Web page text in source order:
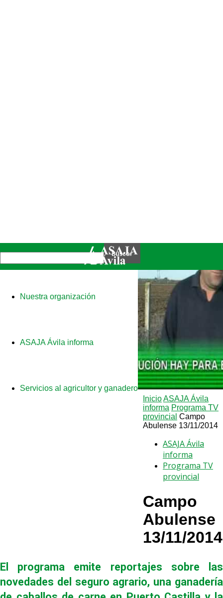
Nuestra organización
ASAJA Ávila informa
Servicios al agricultor y ganadero
InicioASAJA Ávila
informa Programa TV
provincial Campo
Abulense 13/11/2014
ASAJA Ávila
informa
Programa TV
provincial
Campo
Abulense
13/11/2014
El programa emite reportajes sobre las
novedades del seguro agrario, una ganadería